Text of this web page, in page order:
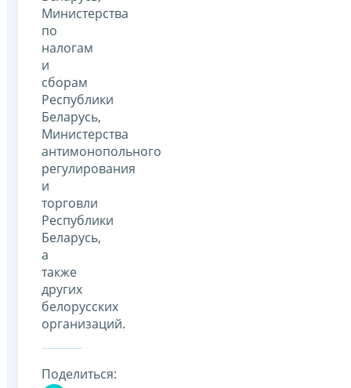
Министерства
по
налогам
и
сборам
Республики
Беларусь,
Министерства
антимонопольного
регулирования
и
торговли
Республики
Беларусь,
а
также
других
белорусских
организаций.
Поделиться: